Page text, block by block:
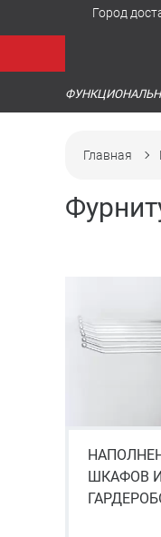
Город
Главная
ШКАФОВ И